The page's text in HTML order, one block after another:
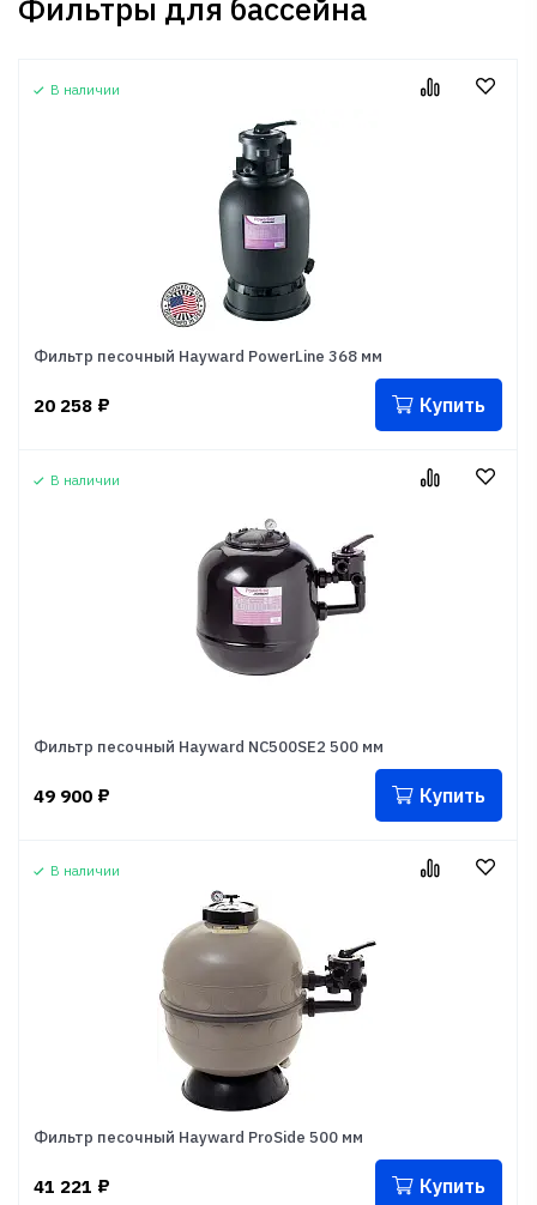
Фильтры для бассейна
В наличии
Фильтр песочный Hayward PowerLine 368 мм
20 258 ₽ Купить
В наличии
Фильтр песочный Hayward NC500SE2 500 мм
49 900 ₽ Купить
В наличии
Фильтр песочный Hayward ProSide 500 мм
41 221 ₽ Купить